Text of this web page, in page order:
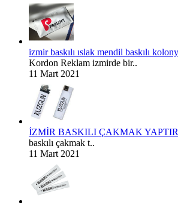
izmir baskılı ıslak mendil baskılı
Kordon Reklam izmirde bir..
11 Mart 2021
İZMİR BASKILI ÇAKMAK YAPTIR
baskılı çakmak t..
11 Mart 2021